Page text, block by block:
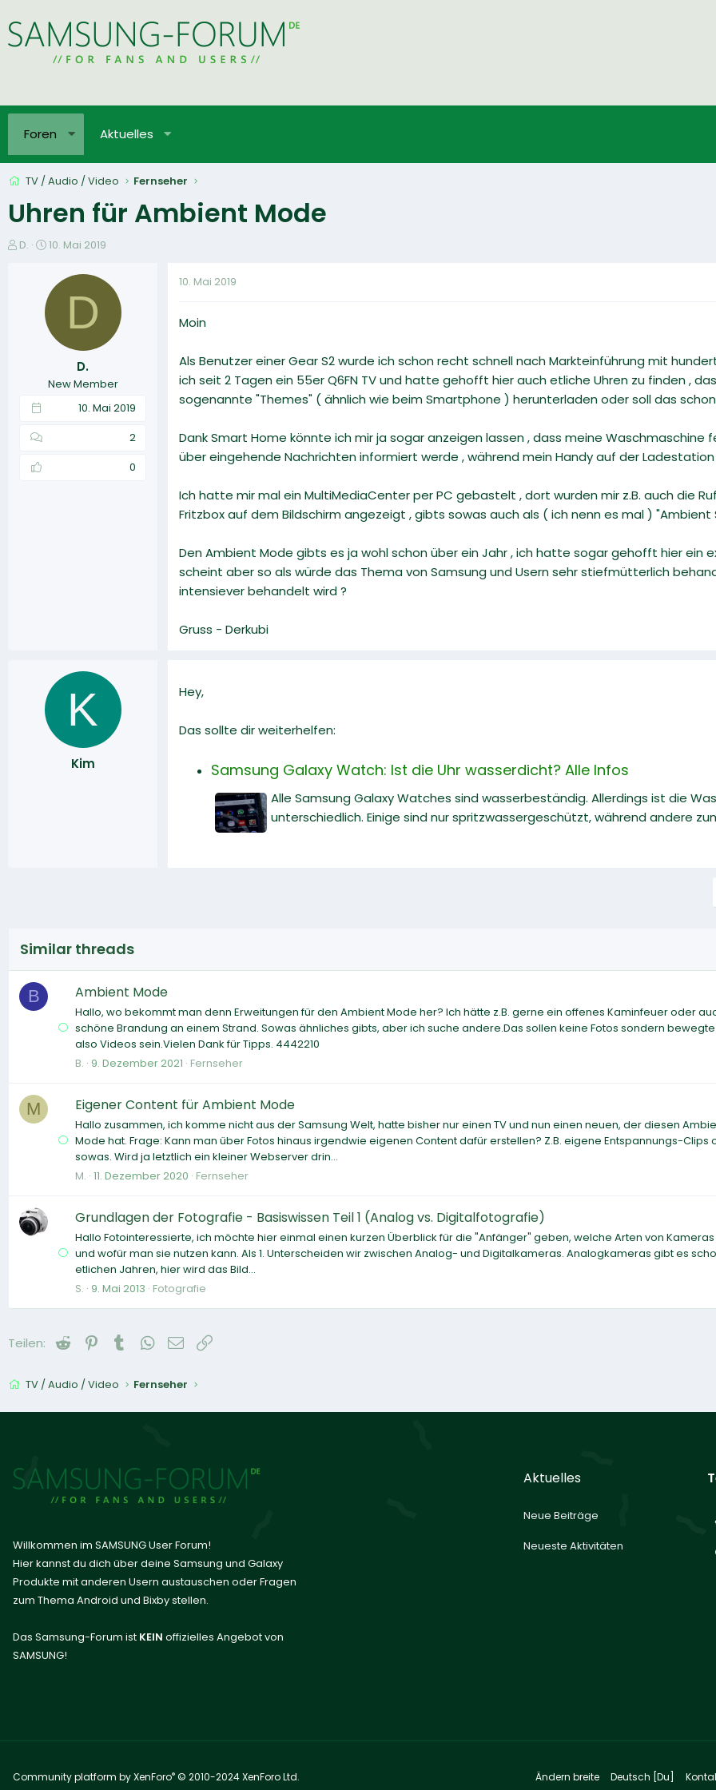
Foren Aktuelles
TV / Audio / Video Fernseher
Uhren für Ambient Mode
E
D.
E
t
m
10. Mai 2019
D
D.
New Member
10. Mai 2019
2
0
10. Mai 2019
Moin
Als Benutzer einer Gear S2 wurde ich schon recht schnell nach Markteinführung mit
ich seit 2 Tagen ein 55er Q6FN TV und hatte gehofft hier auch etliche Uhren zu finden ,
sogenannte "Themes" ( ähnlich wie beim Smartphone ) herunterladen oder soll das
Dank Smart Home könnte ich mir ja sogar anzeigen lassen , dass meine Waschmaschine
über eingehende Nachrichten informiert werde , während mein Handy auf der
Ich hatte mir mal ein MultiMediaCenter per PC gebastelt , dort wurden mir z.B. auch die
Fritzbox auf dem Bildschirm angezeigt , gibts sowas auch als ( ich nenn es mal ) "Ambient
Den Ambient Mode gibts es ja wohl schon über ein Jahr , ich hatte sogar gehofft hier ein
scheint aber so als würde das Thema von Samsung und Usern sehr stiefmütterlich
intensiever behandelt wird ?
Gruss - Derkubi
K
Kim
Hey,
Das sollte dir weiterhelfen:
Samsung Galaxy Watch: Ist die Uhr wasserdicht? Alle Infos
Alle Samsung Galaxy Watches sind wasserbeständig. Allerdings ist die
unterschiedlich. Einige sind nur spritzwassergeschützt, während andere
Similar threads
B Ambient Mode
Hallo, wo bekommt man denn Erweitungen für den Ambient Mode her? Ich hätte z.B. gerne ein offenes Kaminfeuer oder
schöne Brandung an einem Strand. Sowas ähnliches gibts, aber ich suche andere.Das sollen keine Fotos sondern bewegte
also Videos sein.Vielen Dank für Tipps. 4442210
B. 9. Dezember 2021 Fernseher
M Eigener Content für Ambient Mode
Hallo zusammen, ich komme nicht aus der Samsung Welt, hatte bisher nur einen TV und nun einen neuen, der diesen
Mode hat. Frage: Kann man über Fotos hinaus irgendwie eigenen Content dafür erstellen? Z.B. eigene Entspannungs-Clips
sowas. Wird ja letztlich ein kleiner Webserver drin...
M. 11. Dezember 2020 Fernseher
Grundlagen der Fotografie - Basiswissen Teil 1 (Analog vs. Digitalfotografie)
Hallo Fotointeressierte, ich möchte hier einmal einen kurzen Überblick für die "Anfänger" geben, welche Arten von
und wofür man sie nutzen kann. Als 1. Unterscheiden wir zwischen Analog- und Digitalkameras. Analogkameras gibt es
etlichen Jahren, hier wird das Bild...
S. 9. Mai 2013 Fotografie
Teilen: Reddit PinterestTumblrWhatsApp
E-Mail
TV / Audio / Video Fernseher
Willkommen im SAMSUNG User Forum!
Hier kannst du dich über deine Samsung und Galaxy
Produkte mit anderen Usern austauschen oder Fragen
zum Thema Android und Bixby stellen.
Das Samsung-Forum ist KEIN offizielles Angebot von
SAMSUNG!
Aktuelles
Neue Beiträge
Neueste Aktivitäten
Community platform by XenForo® © 2010-2024 XenForo Ltd. Ändern breite Deutsch [Du]